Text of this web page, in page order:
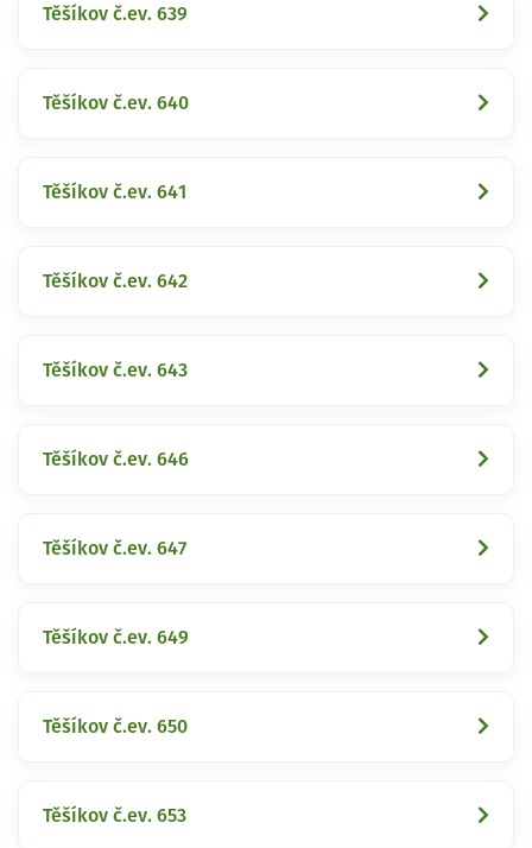
Těšíkov č.ev. 639
Těšíkov č.ev. 640
Těšíkov č.ev. 641
Těšíkov č.ev. 642
Těšíkov č.ev. 643
Těšíkov č.ev. 646
Těšíkov č.ev. 647
Těšíkov č.ev. 649
Těšíkov č.ev. 650
Těšíkov č.ev. 653